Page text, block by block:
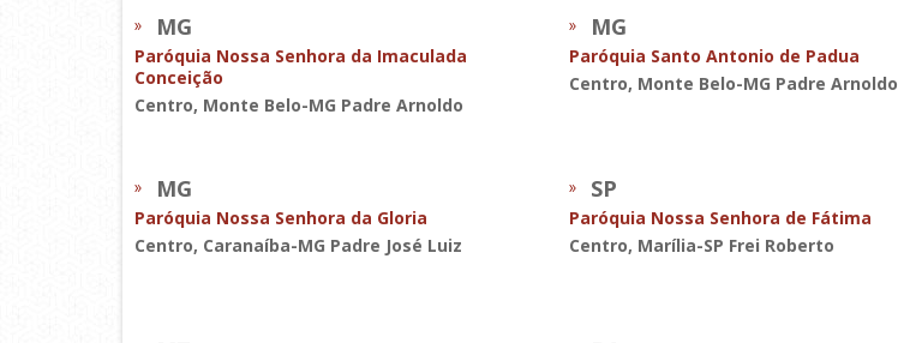
MG
Paróquia Nossa Senhora da Imaculada
Conceição
Centro, Monte Belo-MG Padre Arnoldo
MG
Paróquia Santo Antonio de Padua
Centro, Monte Belo-MG Padre Arnoldo
MG
Paróquia Nossa Senhora da Gloria
Centro, Caranaíba-MG Padre José Luiz
SP
Paróquia Nossa Senhora de Fátima
Centro, Marília-SP Frei Roberto